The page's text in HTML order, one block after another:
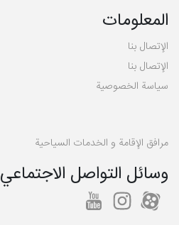
المعلومات
الإتصال بنا
الإتصال بنا
سیاسة الخصوصية
مرافق الإقامة و الخدمات السياحية
وسائل التواصل الاجتماعي